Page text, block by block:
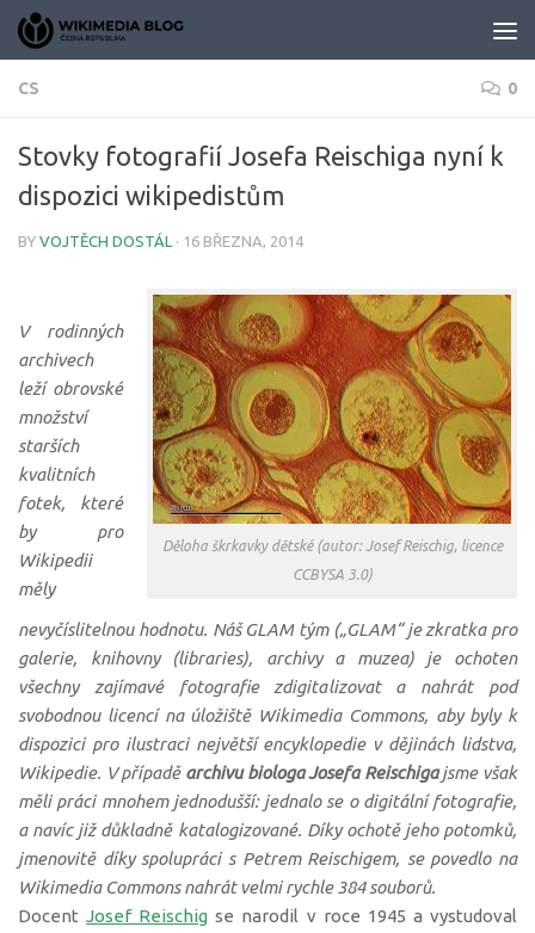
Skip to content
CS 0
Stovky fotografií Josefa Reischiga nyní k
dispozici wikipedistům
BY VOJTĚCH DOSTÁL · 16 BŘEZNA, 2014
Děloha škrkavky dětské (autor: Josef Reischig, licence
CCBYSA 3.0)
V rodinných
archivech
leží obrovské
množství
starších
kvalitních
fotek, které
by pro
Wikipedii
měly
nevyčíslitelnou hodnotu. Náš GLAM tým („GLAM“ je zkratka pro
galerie, knihovny (libraries), archivy a muzea) je ochoten
všechny zajímavé fotografie zdigitalizovat a nahrát pod
svobodnou licencí na úložiště Wikimedia Commons, aby byly k
dispozici pro ilustraci největší encyklopedie v dějinách lidstva,
Wikipedie. V případě archivu biologa Josefa Reischigajsme však
měli práci mnohem jednodušší: jednalo se o digitální fotografie,
a navíc již důkladně katalogizované. Díky ochotě jeho potomků,
jmenovitě díky spolupráci s Petrem Reischigem, se povedlo na
Wikimedia Commons nahrát velmi rychle 384 souborů.
DocentJosef Reischig se narodil v roce 1945 a vystudoval